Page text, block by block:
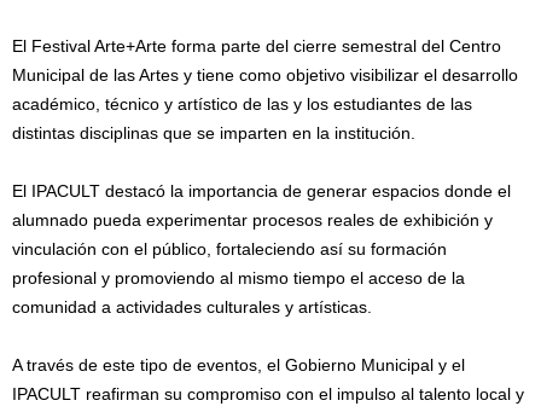
El Festival Arte+Arte forma parte del cierre semestral del Centro
Municipal de las Artes y tiene como objetivo visibilizar el desarrollo
académico, técnico y artístico de las y los estudiantes de las
distintas disciplinas que se imparten en la institución.
El IPACULT destacó la importancia de generar espacios donde el
alumnado pueda experimentar procesos reales de exhibición y
vinculación con el público, fortaleciendo así su formación
profesional y promoviendo al mismo tiempo el acceso de la
comunidad a actividades culturales y artísticas.
A través de este tipo de eventos, el Gobierno Municipal y el
IPACULT reafirman su compromiso con el impulso al talento local y